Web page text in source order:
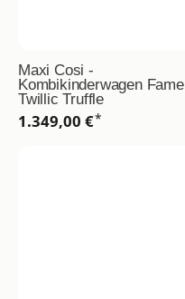
Maxi Cosi -
Kombikinderwagen Fame
Twillic Truffle
1.349,00 €*